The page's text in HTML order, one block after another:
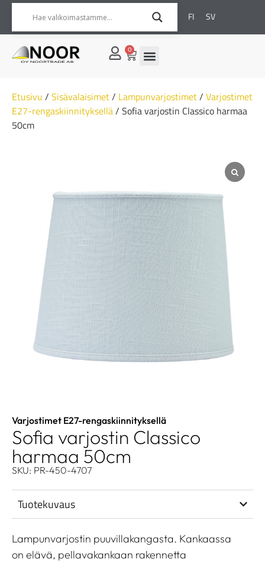
FI SV
0
Etusivu / Sisävalaisimet/ Lampunvarjostimet/ Varjostimet
E27-rengaskiinnityksellä/ Sofia varjostin Classico harmaa
50cm
Varjostimet E27-rengaskiinnityksellä
Sofia varjostin Classico
harmaa 50cm
SKU: PR-450-4707
Tuotekuvaus
Lampunvarjostin puuvillakangasta. Kankaassa
on elävä, pellavakankaan rakennetta